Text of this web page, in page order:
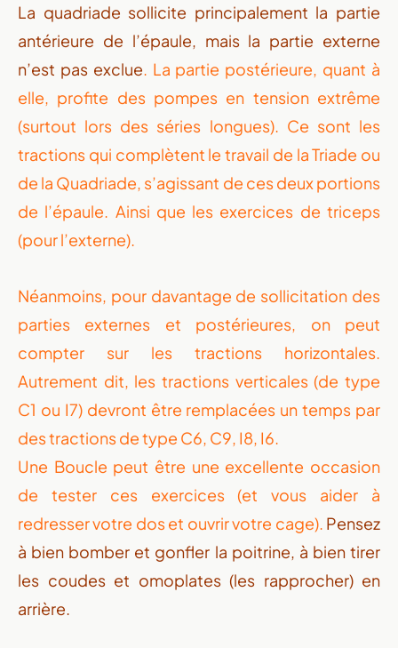
La quadriade sollicite principalement la partie
antérieure de l’épaule, mais la partie externe
n’est pas exclue . La partie postérieure, quant à
elle, profite des pompes en tension extrême
(surtout lors des séries longues). Ce sont les
tractions qui complètent le travail de la Triade ou
de la Quadriade, s’agissant de ces deux portions
de l’épaule. Ainsi que les exercices de triceps
(pour l’externe).
Néanmoins, pour davantage de sollicitation des
parties externes et postérieures, on peut
compter sur les tractions horizontales.
Autrement dit, les tractions verticales (de type
C1 ou I7) devront être remplacées un temps par
des tractions de type C6, C9, I8, I6.
Une Boucle peut être une excellente occasion
de tester ces exercices (et vous aider à
redresser votre dos et ouvrir votre cage). Pensez
à bien bomber et gonfler la poitrine, à bien tirer
les coudes et omoplates (les rapprocher) en
arrière.
Un nouveau
portée de